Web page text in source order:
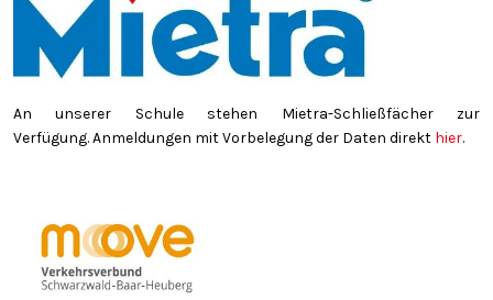
An unserer Schule stehen Mietra-Schließfächer zur
Verfügung. Anmeldungen mit Vorbelegung der Daten direkt hier.